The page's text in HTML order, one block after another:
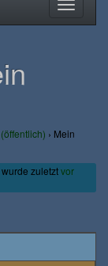
Toggle
› Mein
wurde zuletztvor